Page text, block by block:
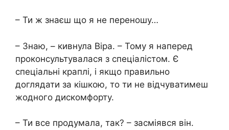
– Ти ж знаєш що я не переношу…
– Знаю, – кивнула Віра. – Тому я наперед
проконсультувалася з спеціалістом. Є
спеціальні краплі, і якщо правильно
доглядати за кішкою, то ти не відчуватимеш
жодного дискомфорту.
– Ти все продумала, так? – засміявся він.